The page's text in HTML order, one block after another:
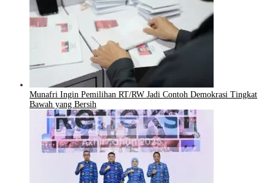
Munafri Ingin Pemilihan RT/RW Jadi Contoh Demokrasi Tingkat
Bawah yang Bersih